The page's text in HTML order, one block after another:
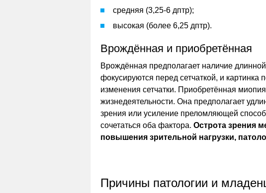
средняя (3,25-6 дптр);
высокая (более 6,25 дптр).
Врождённая и приобретённая
Врождённая предполагает наличие
фокусируются перед сетчаткой, и картинка
изменения сетчатки. Приобретённая
жизнедеятельности. Она предполагает
зрения или усиление преломляющей
сочетаться оба фактора. Острота зрения
повышения зрительной нагрузки,
Причины патологии и